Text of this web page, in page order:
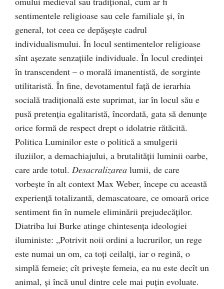
sentimentele religioase sau cele familiale şi, în
general, tot ceea ce depăşeşte cadrul
individualismului. În locul sentimentelor religioase
sînt aşezate senzaţiile individuale. În locul credinţei
în transcendent – o morală imanentistă, de sorginte
utilitaristă. În fine, devotamentul faţă de ierarhia
socială tradiţională este suprimat, iar în locul său e
pusă pretenţia egalitaristă, încordată, gata să denunţe
orice formă de respect drept o idolatrie rătăcită.
Politica Luminilor este o politică a smulgerii
iluziilor, a demachiajului, a brutalităţii luminii oarbe,
care arde totul. Desacralizarea lumii, de care
vorbeşte în alt context Max Weber, începe cu această
experienţă totalizantă, demascatoare, ce omoară orice
sentiment fin în numele eliminării prejudecăţilor.
Diatriba lui Burke atinge chintesenţa ideologiei
iluministe: „Potrivit noii ordini a lucrurilor, un rege
este numai un om, ca toţi ceilalţi, iar o regină, o
simplă femeie; cît priveşte femeia, ea nu este decît un
animal, şi încă unul dintre cele mai puţin evoluate.